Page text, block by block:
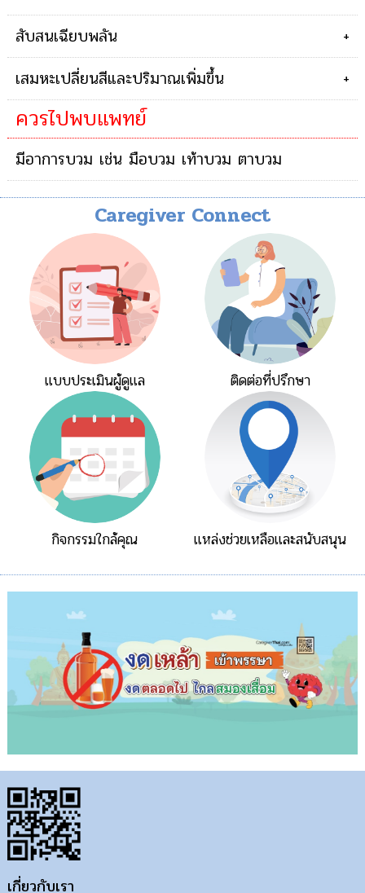
สับสนเฉียบพลัน
+
เสมหะเปลี่ยนสีและปริมาณเพิ่มขึ้น
+
ควรไปพบแพทย์
มีอาการบวม เช่น มือบวม เท้าบวม ตาบวม
Caregiver Connect
แบบประเมินผู้ดูแล ติดต่อที่ปรึกษา
กิจกรรมใกล้คุณ แหล่งช่วยเหลือและสนับสนุน
เกี่ยวกับเรา